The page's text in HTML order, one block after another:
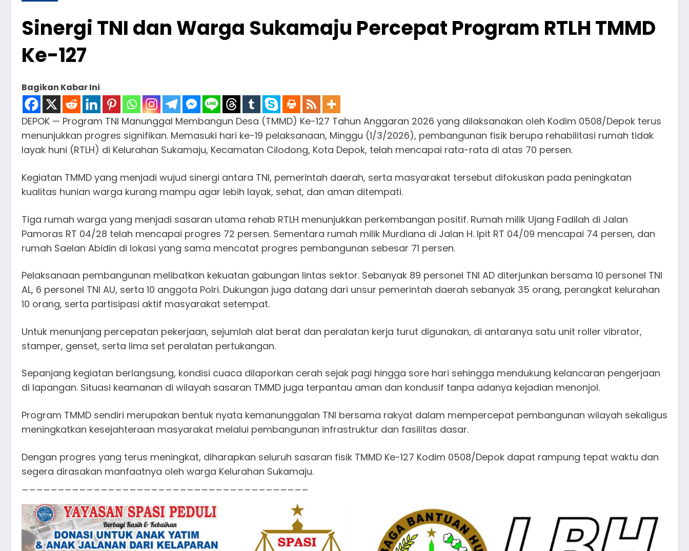
Sinergi TNI dan Warga Sukamaju Percepat Program RTLH TMMD
Ke-127
Bagikan Kabar Ini
DEPOK — Program TNI Manunggal Membangun Desa (TMMD) Ke-127 Tahun Anggaran 2026 yang dilaksanakan oleh Kodim 0508/Depok terus
menunjukkan progres signifikan. Memasuki hari ke-19 pelaksanaan, Minggu (1/3/2026), pembangunan fisik berupa rehabilitasi rumah tidak
layak huni (RTLH) di Kelurahan Sukamaju, Kecamatan Cilodong, Kota Depok, telah mencapai rata-rata di atas 70 persen.
Kegiatan TMMD yang menjadi wujud sinergi antara TNI, pemerintah daerah, serta masyarakat tersebut difokuskan pada peningkatan
kualitas hunian warga kurang mampu agar lebih layak, sehat, dan aman ditempati.
Tiga rumah warga yang menjadi sasaran utama rehab RTLH menunjukkan perkembangan positif. Rumah milik Ujang Fadilah di Jalan
Pamoras RT 04/28 telah mencapai progres 72 persen. Sementara rumah milik Murdiana di Jalan H. Ipit RT 04/09 mencapai 74 persen, dan
rumah Saelan Abidin di lokasi yang sama mencatat progres pembangunan sebesar 71 persen.
Pelaksanaan pembangunan melibatkan kekuatan gabungan lintas sektor. Sebanyak 89 personel TNI AD diterjunkan bersama 10 personel TNI
AL, 6 personel TNI AU, serta 10 anggota Polri. Dukungan juga datang dari unsur pemerintah daerah sebanyak 35 orang, perangkat kelurahan
10 orang, serta partisipasi aktif masyarakat setempat.
Untuk menunjang percepatan pekerjaan, sejumlah alat berat dan peralatan kerja turut digunakan, di antaranya satu unit roller vibrator,
stamper, genset, serta lima set peralatan pertukangan.
Sepanjang kegiatan berlangsung, kondisi cuaca dilaporkan cerah sejak pagi hingga sore hari sehingga mendukung kelancaran pengerjaan
di lapangan. Situasi keamanan di wilayah sasaran TMMD juga terpantau aman dan kondusif tanpa adanya kejadian menonjol.
Program TMMD sendiri merupakan bentuk nyata kemanunggalan TNI bersama rakyat dalam mempercepat pembangunan wilayah sekaligus
meningkatkan kesejahteraan masyarakat melalui pembangunan infrastruktur dan fasilitas dasar.
Dengan progres yang terus meningkat, diharapkan seluruh sasaran fisik TMMD Ke-127 Kodim 0508/Depok dapat rampung tepat waktu dan
segera dirasakan manfaatnya oleh warga Kelurahan Sukamaju.